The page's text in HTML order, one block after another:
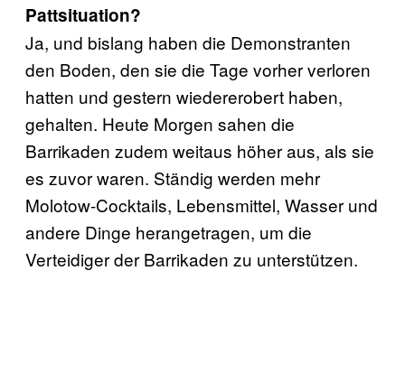
Pattsituation?
Ja, und bislang haben die Demonstranten
den Boden, den sie die Tage vorher verloren
hatten und gestern wiedererobert haben,
gehalten. Heute Morgen sahen die
Barrikaden zudem weitaus höher aus, als sie
es zuvor waren. Ständig werden mehr
Molotow-Cocktails, Lebensmittel, Wasser und
andere Dinge herangetragen, um die
Verteidiger der Barrikaden zu unterstützen.